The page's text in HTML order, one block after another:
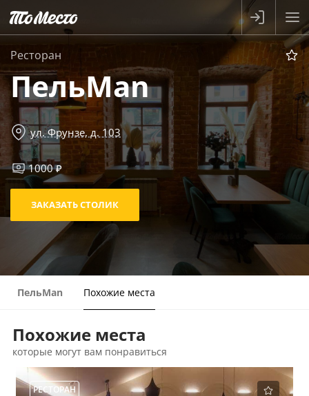
Ресторан
ПельMan
ул. Фрунзе, д. 103
1000 ₽
ЗАКАЗАТЬ СТОЛИК
ПельMan Похожие места
Похожие места
которые могут вам понравиться
РЕСТОРАН